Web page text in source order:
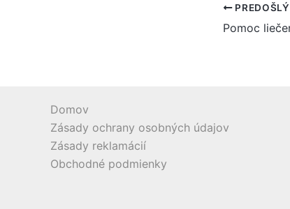
PREDOŠLÝ
Domov
Zásady ochrany osobných údajov
Zásady reklamácií
Obchodné podmienky